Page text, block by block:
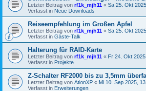
Letzter Beitrag von rf1k_mjh11 « Sa 25. Okt
Verfasst in Neue Downloads
Reiseempfehlung im Großen Apfel
Letzter Beitrag von rf1k_mjh11 « Sa 25. Okt
Verfasst in Gäste-Talk
Halterung für RAID-Karte
Letzter Beitrag von rf1k_mjh11 « Fr 24. Okt
Verfasst in Projekte
Z-Schalter RF2000 bis zu 3,5mm
Letzter Beitrag von AtlonXP « Mi 10. Sep 2025,
Verfasst in Erweiterungen